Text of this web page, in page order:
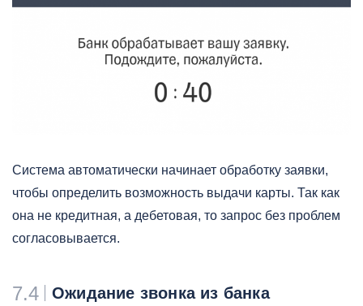
Система автоматически начинает обработку заявки,
чтобы определить возможность выдачи карты. Так как
она не кредитная, а дебетовая, то запрос без проблем
согласовывается.
7.4 Ожидание звонка из банка